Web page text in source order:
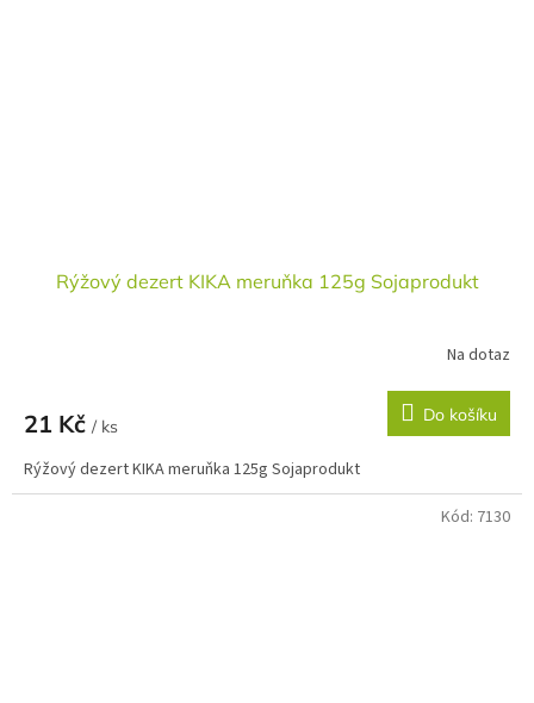
Rýžový dezert KIKA meruňka 125g Sojaprodukt
Na dotaz
21 Kč / ks
Do košíku
Rýžový dezert KIKA meruňka 125g Sojaprodukt
Kód: 7130